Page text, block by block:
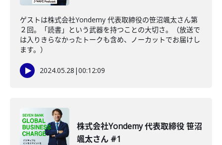
ゲストは株式会社Yondemy 代表取締役の笹沼颯太さん第
２回。「読書」という武器を持つことの大切さ。（放送で
は入りきらなかったトークも含め、ノーカットでお届けし
ます。）
2024.05.28 |00:12:09
株式会社Yondemy 代表取締役 笹沼
颯太さん #1